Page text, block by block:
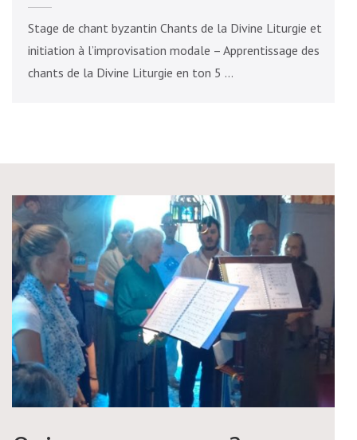
Stage de chant byzantin Chants de la Divine Liturgie et
initiation à l’improvisation modale – Apprentissage des
chants de la Divine Liturgie en ton 5 …